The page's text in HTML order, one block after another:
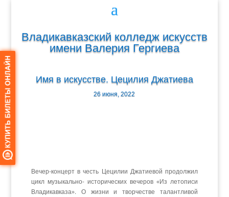
Владикавказский колледж искусств
имени Валерия Гергиева
Имя в искусстве. Цецилия Джатиева
26 июня, 2022
Вечер-концерт в честь Цецилии Джатиевой продолжил
цикл музыкально- исторических вечеров «Из летописи
Владикавказа». О жизни и творчестве талантливой